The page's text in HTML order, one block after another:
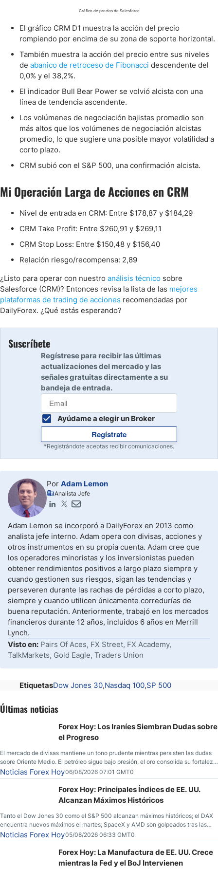
Gráfico de precios de Salesforce
El gráfico CRM D1 muestra la acción del precio
rompiendo por encima de su zona de soporte horizontal.
También muestra la acción del precio entre sus niveles
de abanico de retroceso de Fibonacci descendente del
0,0% y el 38,2%.
El indicador Bull Bear Power se volvió alcista con una
línea de tendencia ascendente.
Los volúmenes de negociación bajistas promedio son
más altos que los volúmenes de negociación alcistas
promedio, lo que sugiere una posible mayor volatilidad a
corto plazo.
CRM subió con el S&P 500, una confirmación alcista.
Mi Operación Larga de Acciones en CRM
Nivel de entrada en CRM: Entre $178,87 y $184,29
CRM Take Profit: Entre $260,91 y $269,11
CRM Stop Loss: Entre $150,48 y $156,40
Relación riesgo/recompensa: 2,89
¿Listo para operar con nuestro análisis técnico sobre
Salesforce (CRM)? Entonces revisa la lista de las mejores
plataformas de trading de acciones recomendadas por
DailyForex. ¿Qué estás esperando?
Suscríbete
Regístrese para recibir las últimas
actualizaciones del mercado y las
señales gratuitas directamente a su
bandeja de entrada.
Ayúdame a elegir un Broker
Regístrate
*Registrándote aceptas recibir comunicaciones.
Por Adam Lemon
Analista Jefe
Adam Lemon se incorporó a DailyForex en 2013 como
analista jefe interno. Adam opera con divisas, acciones y
otros instrumentos en su propia cuenta. Adam cree que
los operadores minoristas y los inversionistas pueden
obtener rendimientos positivos a largo plazo siempre y
cuando gestionen sus riesgos, sigan las tendencias y
perseveren durante las rachas de pérdidas a corto plazo,
siempre y cuando utilicen únicamente corredurías de
buena reputación. Anteriormente, trabajó en los mercados
financieros durante 12 años, incluidos 6 años en Merrill
Lynch.
Visto en: Pairs Of Aces, FX Street, FX Academy,
TalkMarkets, Gold Eagle, Traders Union
EtiquetasDow Jones 30 Nasdaq 100 SP 500
Últimas noticias
Forex Hoy: Los Iraníes Siembran Dudas sobre
el Progreso
El mercado de divisas mantiene un tono prudente mientras persisten las dudas
sobre Oriente Medio. El petróleo sigue bajo presión, el oro consolida su fortaleza
y los operadores esperan nuevas referencias económicas desde Estados
Unidos.
Noticias Forex Hoy06/08/2026 07:01 GMT0
Forex Hoy: Principales Índices de EE. UU.
Alcanzan Máximos Históricos
Tanto el Dow Jones 30 como el S&P 500 alcanzan máximos históricos; el DAX
encuentra nuevos máximos el martes; SpaceX y AMD son golpeados tras las
llamadas de ganancias; el petróleo crudo cae por debajo de los $80 con nuevas
esperanzas; el dólar estadounidense continúa intentando estabilizarse frente al
yen; el peso mexicano ve un repunte a medida que las tasas caen en EE. UU.
Noticias Forex Hoy05/08/2026 06:33 GMT0
Forex Hoy: La Manufactura de EE. UU. Crece
mientras la Fed y el BoJ Intervienen